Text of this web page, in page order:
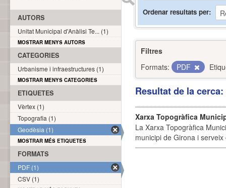
Ordenar resultats per
Filtres
Formats:
PDF
Resultat de la
Xarxa Topogràfica
La Xarxa Topogràfica
municipi de Girona i
AUTORS
Unitat Municipal d'Anàlisi Te... (1)
MOSTRAR MENYS AUTORS
CATEGORIES
Urbanisme i infraestructures (1)
MOSTRAR MENYS CATEGORIES
ETIQUETES
Vèrtex (1)
Topografia (1)
Geodèsia (1)
MOSTRAR MÉS ETIQUETES
FORMATS
PDF (1)
CSV (1)